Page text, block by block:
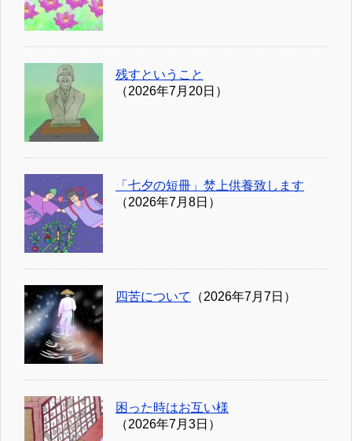
残すということ
（2026年7月20日）
「七夕の短冊」焚上供養致します
（2026年7月8日）
四苦について （2026年7月7日）
困った時はお互い様
（2026年7月3日）